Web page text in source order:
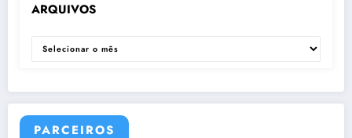
ARQUIVOS
ARQUIVOS
PARCEIROS